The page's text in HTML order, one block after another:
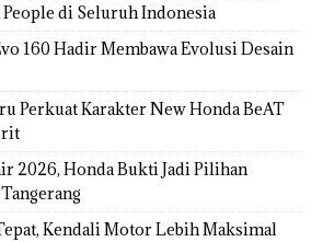
di Seluruh Indonesia
160 Hadir Membawa Evolusi Desain
Perkuat Karakter New Honda BeAT
2026, Honda Bukti Jadi Pilihan
Kendali Motor Lebih Maksimal